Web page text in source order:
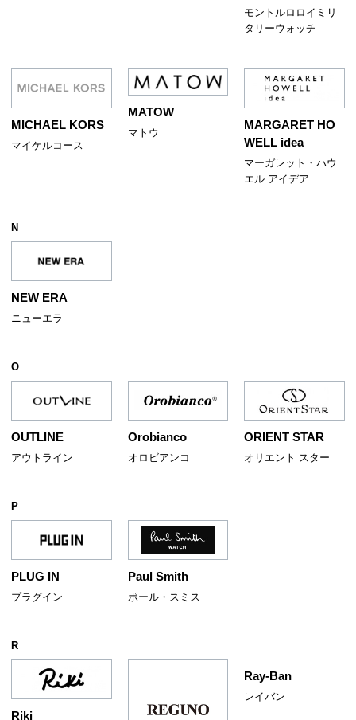
モントルロロイミリ
タリーウォッチ
MICHAEL KORS
マイケルコース
MATOW
マトウ
MARGARET HO
WELL idea
マーガレット・ハウ
エル アイデア
N
NEW ERA
ニューエラ
O
OUTLINE
アウトライン
Orobianco
オロビアンコ
ORIENT STAR
オリエント スター
P
PLUG IN
プラグイン
Paul Smith
ポール・スミス
R
Riki
Ray-Ban
レイバン